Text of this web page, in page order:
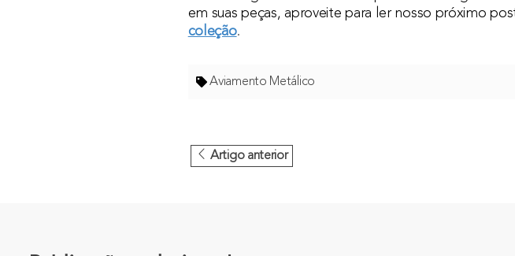
em suas peças, aproveite para ler nosso próximo
coleção.
Aviamento Metálico
Artigo anterior